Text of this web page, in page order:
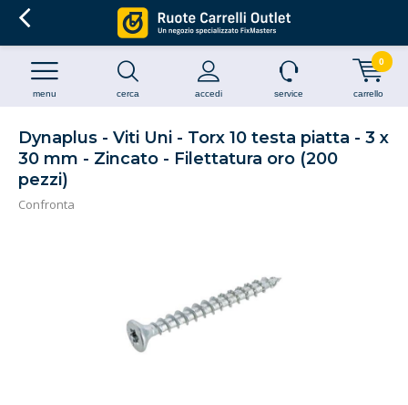
cerca accedi
menu service carrello
0
Dynaplus - Viti Uni - Torx 10 testa piatta - 3 x
30 mm - Zincato - Filettatura oro (200
pezzi)
Confronta